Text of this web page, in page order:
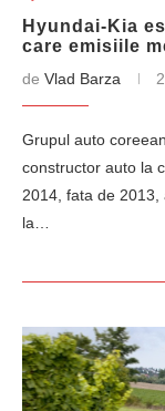
Hyundai-Kia
care emisiile
de Vlad Barza
Grupul auto
constructor auto la
2014, fata de 2013,
la…